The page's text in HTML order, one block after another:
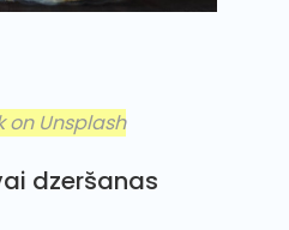
on Unsplash
dzeršanas